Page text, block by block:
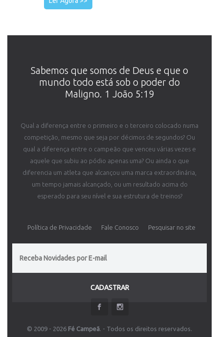
Sabemos que somos de Deus e que o
mundo todo está sob o poder do
Maligno. 1 João 5:19
Qual a diferença entre o primeiro e o terceiro colocado numa
competição, mesmo que seja por décimos de segundos? Ou
qual a diferença entre o campeão que venceu várias vezes e
aquele que subiu ao pódio apenas uma? Ou ainda o que
diferencia um atleta que alcançou uma marca extraordinária,
um tempo jamais alcançado, ou um resultado acima do
esperado para seu nível e sua estrutura de treinos?
Política de Privacidade Fale Conosco Pesquisar no site
CADASTRAR
© 2009 - 2026 Fé Campeã. - Todos os direitos reservados.